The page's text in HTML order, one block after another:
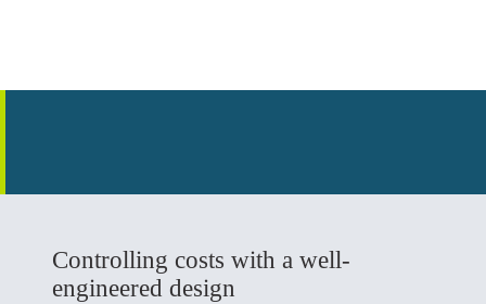
Controlling costs with a well-
engineered design